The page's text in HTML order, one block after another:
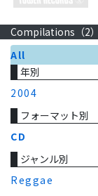
Compilations（2）
All
年別
2004
フォーマット別
CD
ジャンル別
Reggae